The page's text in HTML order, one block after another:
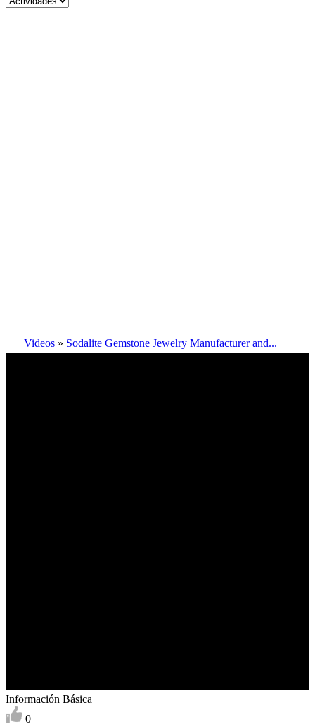
Videos » Sodalite Gemstone Jewelry Manufacturer and...
Información Básica
0